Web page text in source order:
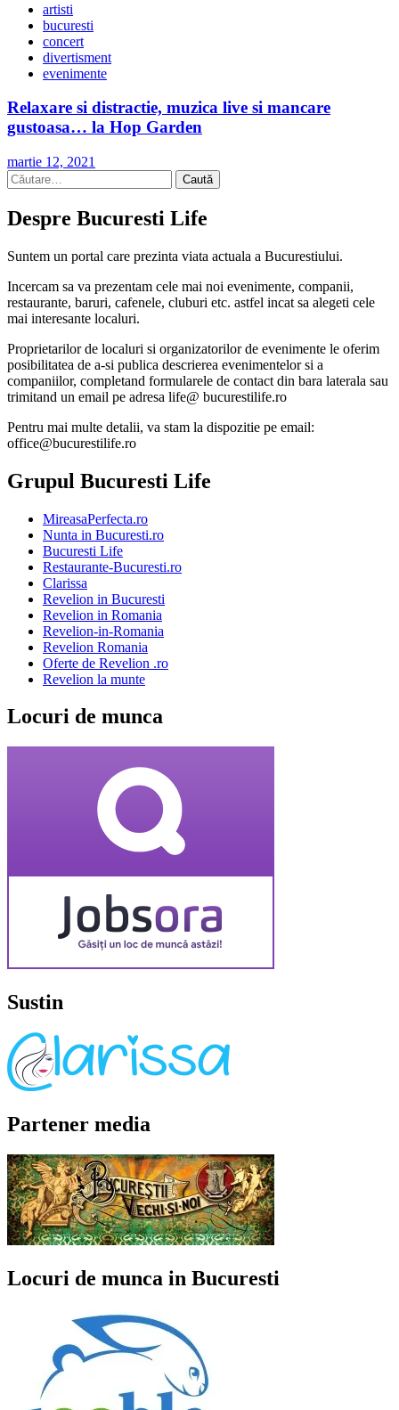
artisti
bucuresti
concert
divertisment
evenimente
Relaxare si distractie, muzica live si mancare
gustoasa… la Hop Garden
martie 12, 2021
Caută
după:
Despre Bucuresti Life
Suntem un portal care prezinta viata actuala a Bucurestiului.
Incercam sa va prezentam cele mai noi evenimente, companii,
restaurante, baruri, cafenele, cluburi etc. astfel incat sa alegeti cele
mai interesante localuri.
Proprietarilor de localuri si organizatorilor de evenimente le oferim
posibilitatea de a-si publica descrierea evenimentelor si a
companiilor, completand formularele de contact din bara laterala sau
trimitand un email pe adresa life@ bucurestilife.ro
Pentru mai multe detalii, va stam la dispozitie pe email:
office@bucurestilife.ro
Grupul Bucuresti Life
MireasaPerfecta.ro
Nunta in Bucuresti.ro
Bucuresti Life
Restaurante-Bucuresti.ro
Clarissa
Revelion in Bucuresti
Revelion in Romania
Revelion-in-Romania
Revelion Romania
Oferte de Revelion .ro
Revelion la munte
Locuri de munca
Sustin
Partener media
Locuri de munca in Bucuresti